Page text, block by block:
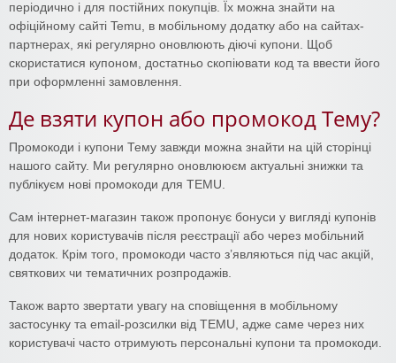
періодично і для постійних покупців. Їх можна знайти на
офіційному сайті Temu, в мобільному додатку або на сайтах-
партнерах, які регулярно оновлюють діючі купони. Щоб
скористатися купоном, достатньо скопіювати код та ввести його
при оформленні замовлення.
Де взяти купон або промокод Тему?
Промокоди і купони Тему завжди можна знайти на цій сторінці
нашого сайту. Ми регулярно оновлююєм актуальні знижки та
публікуєм нові промокоди для TEMU.
Сам інтернет-магазин також пропонує бонуси у вигляді купонів
для нових користувачів після реєстрації або через мобільний
додаток. Крім того, промокоди часто з’являються під час акцій,
святкових чи тематичних розпродажів.
Також варто звертати увагу на сповіщення в мобільному
застосунку та email-розсилки від TEMU, адже саме через них
користувачі часто отримують персональні купони та промокоди.